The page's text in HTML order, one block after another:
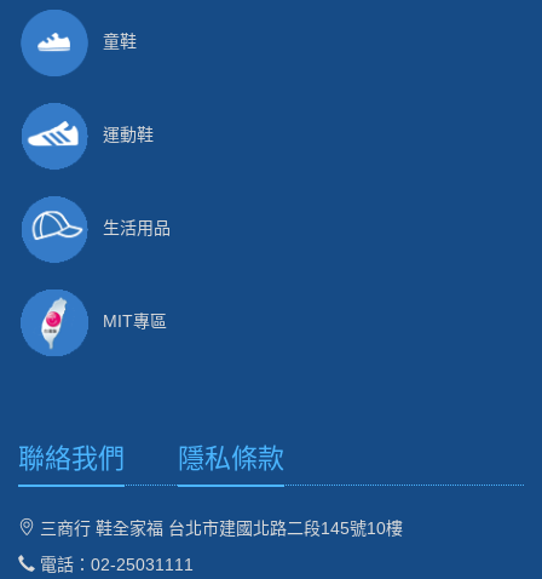
童鞋
運動鞋
生活用品
MIT專區
聯絡我們 隱私條款
三商行 鞋全家福 台北市建國北路二段145號10樓
電話：02-25031111